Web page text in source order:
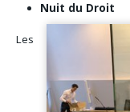
Nuit du Droit
Les